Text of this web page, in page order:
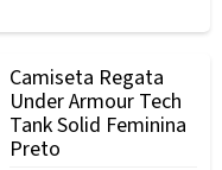
Camiseta Regata
Under Armour Tech
Tank Solid Feminina
Preto